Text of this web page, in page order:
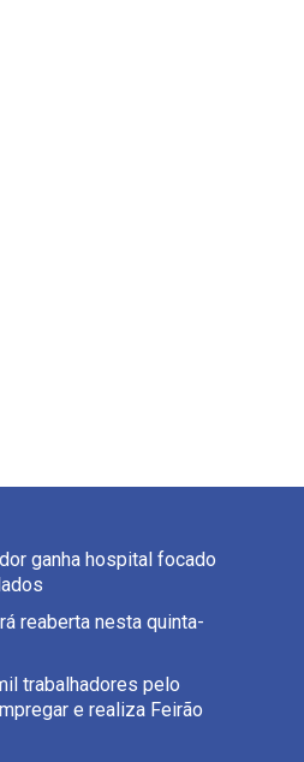
ganha hospital focado
reaberta nesta quinta-
trabalhadores pelo
e realiza Feirão